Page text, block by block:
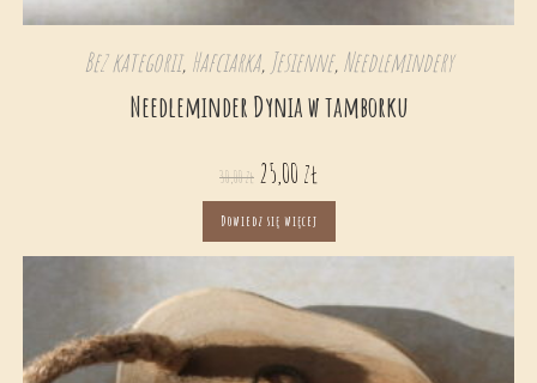
Bez kategorii, Hafciarka, Jesienne,Needlemindery
Needleminder Dynia w tamborku
30,00zł 25,00 zł
Dowiedz się więcej